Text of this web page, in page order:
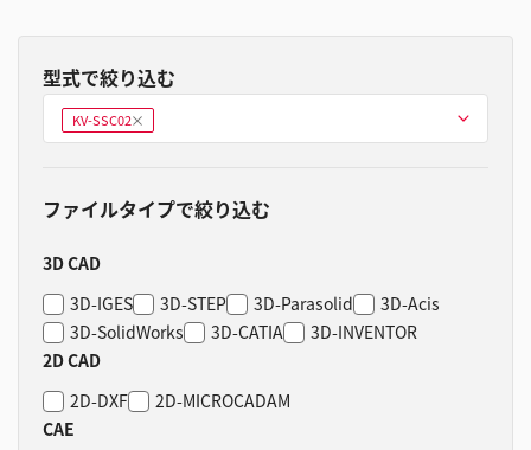
型式で絞り込む
型式を選ぶ
KV-SSC02削
除
ファイルタイプで絞り込む
3D CAD
3D-IGES
3D-STEP 3D-Parasolid
3D-Acis
3D-SolidWorks
3D-CATIA
3D-INVENTOR
2D CAD
2D-DXF
2D-MICROCADAM
CAE